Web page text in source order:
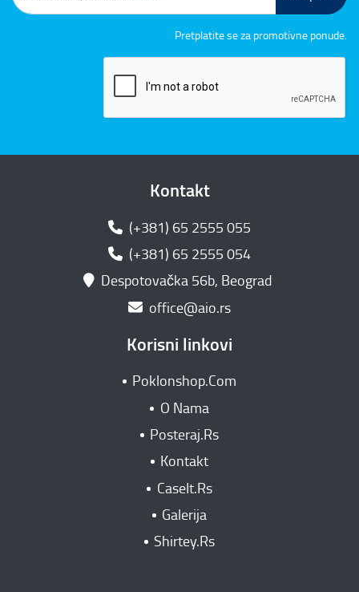
Pretplatite se za promotivne ponude.
Kontakt
(+381) 65 2555 055
(+381) 65 2555 054
Despotovačka 56b, Beograd
office@aio.rs
Korisni linkovi
Poklonshop.Com
O Nama
Posteraj.Rs
Kontakt
CaseIt.Rs
Galerija
Shirtey.Rs